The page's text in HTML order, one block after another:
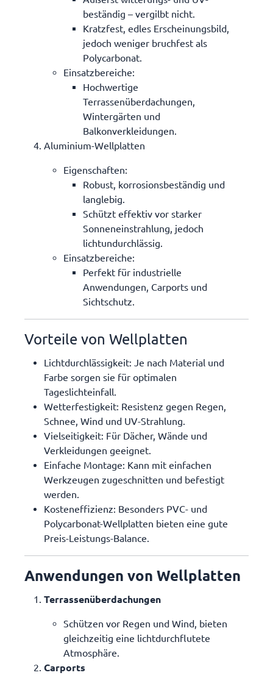
beständig – vergilbt nicht.
Kratzfest, edles Erscheinungsbild,
jedoch weniger bruchfest als
Polycarbonat.
Einsatzbereiche:
Hochwertige
Terrassenüberdachungen,
Wintergärten und
Balkonverkleidungen.
Aluminium-Wellplatten
Eigenschaften:
Robust, korrosionsbeständig und
langlebig.
Schützt effektiv vor starker
Sonneneinstrahlung, jedoch
lichtundurchlässig.
Einsatzbereiche:
Perfekt für industrielle
Anwendungen, Carports und
Sichtschutz.
Vorteile von Wellplatten
Lichtdurchlässigkeit: Je nach Material und
Farbe sorgen sie für optimalen
Tageslichteinfall.
Wetterfestigkeit: Resistenz gegen Regen,
Schnee, Wind und UV-Strahlung.
Vielseitigkeit: Für Dächer, Wände und
Verkleidungen geeignet.
Einfache Montage: Kann mit einfachen
Werkzeugen zugeschnitten und befestigt
werden.
Kosteneffizienz: Besonders PVC- und
Polycarbonat-Wellplatten bieten eine gute
Preis-Leistungs-Balance.
Anwendungen von Wellplatten
Terrassenüberdachungen
Schützen vor Regen und Wind, bieten
gleichzeitig eine lichtdurchflutete
Atmosphäre.
Carports